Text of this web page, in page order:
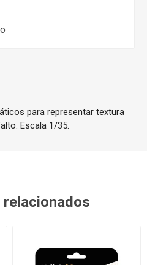
para representar textura
Escala 1/35.